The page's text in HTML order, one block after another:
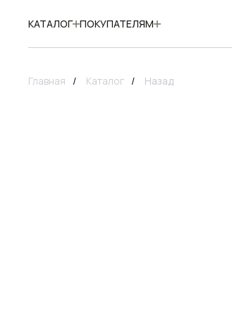
КАТАЛОГ ПОКУПАТЕЛЯМ
Главная / Каталог / Назад